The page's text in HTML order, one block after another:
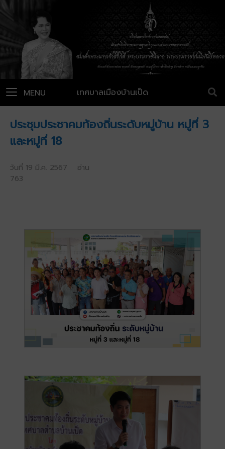
เทศบาลเมืองบ้านเป็ด
MENU
ประชุมประชาคมท้องถิ่นระดับหมู่บ้าน หมู่ที่ 3
และหมู่ที่ 18
วันที่ 19 มี.ค. 2567 อ่าน
763